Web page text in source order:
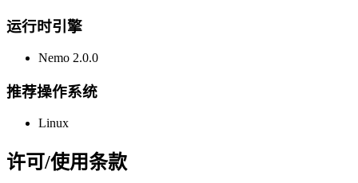
运行时引擎
Nemo 2.0.0
推荐操作系统
Linux
许可/使用条款